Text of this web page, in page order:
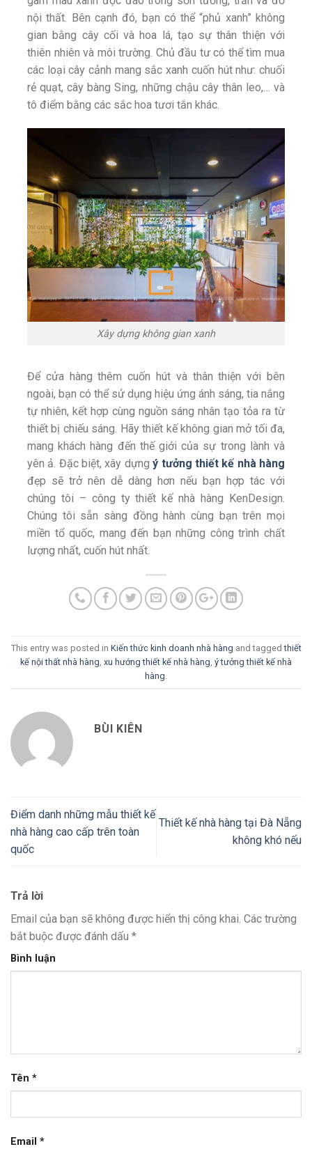
nội thất. Bên cạnh đó, bạn có thể “phủ xanh” không
gian bằng cây cối và hoa lá, tạo sự thân thiện với
thiên nhiên và môi trường. Chủ đầu tư có thể tìm mua
các loại cây cảnh mang sắc xanh cuốn hút như: chuối
rẻ quạt, cây bàng Sing, những chậu cây thân leo,… và
tô điểm bằng các sắc hoa tươi tắn khác.
Xây dựng không gian xanh
Để cửa hàng thêm cuốn hút và thân thiện với bên
ngoài, bạn có thể sử dụng hiệu ứng ánh sáng, tia nắng
tự nhiên, kết hợp cùng nguồn sáng nhân tạo tỏa ra từ
thiết bị chiếu sáng. Hãy thiết kế không gian mở tối đa,
mang khách hàng đến thế giới của sự trong lành và
yên ả. Đặc biệt, xây dựngý tưởng thiết kế nhà hàng
đẹp sẽ trở nên dễ dàng hơn nếu bạn hợp tác với
chúng tôi – công ty thiết kế nhà hàng KenDesign.
Chúng tôi sẵn sàng đồng hành cùng bạn trên mọi
miền tổ quốc, mang đến bạn những công trình chất
lượng nhất, cuốn hút nhất.
This entry was posted in Kiến thức kinh doanh nhà hàng and taggedthiết
kế nội thất nhà hàng xu hướng thiết kế nhà hàng ý tưởng thiết kế nhà
hàng
BÙI KIÊN
Điểm danh những mẫu thiết kế
nhà hàng cao cấp trên toàn
quốc
Thiết kế nhà hàng tại Đà Nẵng
không khó nếu
Trả lời
Email của bạn sẽ không được hiển thị công khai. Các trường
bắt buộc được đánh dấu *
Bình luận
Tên *
Email *